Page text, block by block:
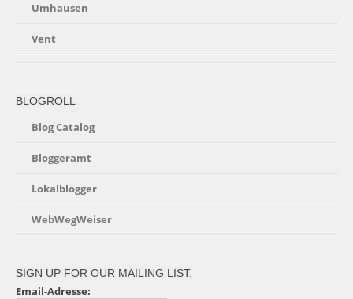
Umhausen
Vent
BLOGROLL
Blog Catalog
Bloggeramt
Lokalblogger
WebWegWeiser
SIGN UP FOR OUR MAILING LIST.
Email-Adresse: